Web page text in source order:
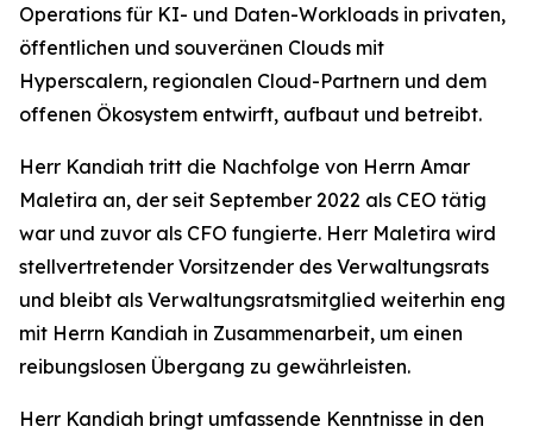
Operations für KI- und Daten-Workloads in privaten,
öffentlichen und souveränen Clouds mit
Hyperscalern, regionalen Cloud-Partnern und dem
offenen Ökosystem entwirft, aufbaut und betreibt.
Herr Kandiah tritt die Nachfolge von Herrn Amar
Maletira an, der seit September 2022 als CEO tätig
war und zuvor als CFO fungierte. Herr Maletira wird
stellvertretender Vorsitzender des Verwaltungsrats
und bleibt als Verwaltungsratsmitglied weiterhin eng
mit Herrn Kandiah in Zusammenarbeit, um einen
reibungslosen Übergang zu gewährleisten.
Herr Kandiah bringt umfassende Kenntnisse in den